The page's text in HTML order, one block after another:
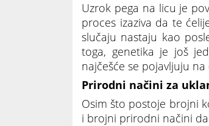
Uzrok pega na licu je
proces izaziva da te
slučaju nastaju kao
toga, genetika je još
najčešće se pojavljuju
Prirodni načini za
Osim što postoje brojni
i brojni prirodni načini